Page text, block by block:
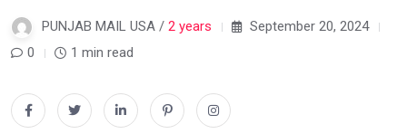
PUNJAB MAIL USA / 2 years
September 20, 2024
0
1 min read